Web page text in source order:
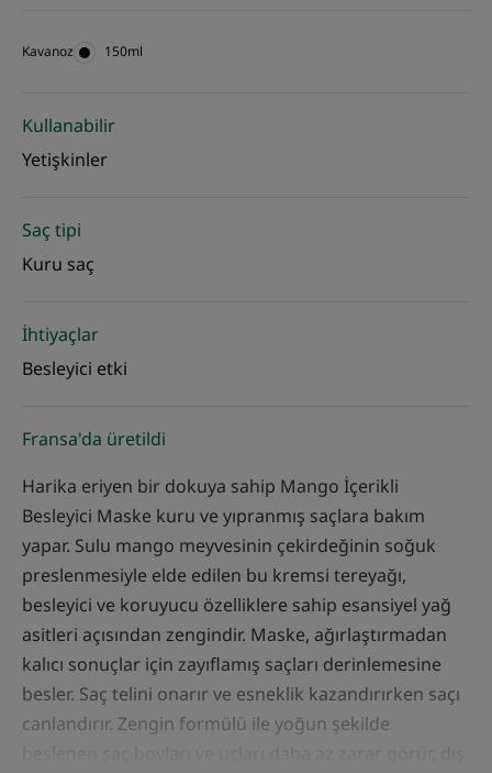
Kavanoz Kavanoz
150ml
Kullanabilir
Yetişkinler
Saç tipi
Kuru saç
İhtiyaçlar
Besleyici etki
Fransa'da üretildi
Harika eriyen bir dokuya sahip Mango İçerikli
Besleyici Maske kuru ve yıpranmış saçlara bakım
yapar. Sulu mango meyvesinin çekirdeğinin soğuk
preslenmesiyle elde edilen bu kremsi tereyağı,
besleyici ve koruyucu özelliklere sahip esansiyel yağ
asitleri açısından zengindir. Maske, ağırlaştırmadan
kalıcı sonuçlar için zayıflamış saçları derinlemesine
besler. Saç telini onarır ve esneklik kazandırırken saçı
canlandırır. Zengin formülü ile yoğun şekilde